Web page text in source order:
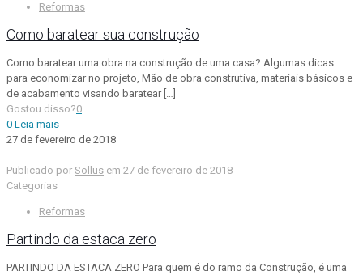
Reformas
Como baratear sua construção
Como baratear uma obra na construção de uma casa? Algumas dicas
para economizar no projeto, Mão de obra construtiva, materiais básicos e
de acabamento visando baratear[…]
Gostou disso?0
0 Leia mais
27 de fevereiro de 2018
Publicado por Sollus em 27 de fevereiro de 2018
Categorias
Reformas
Partindo da estaca zero
PARTINDO DA ESTACA ZERO Para quem é do ramo da Construção, é uma